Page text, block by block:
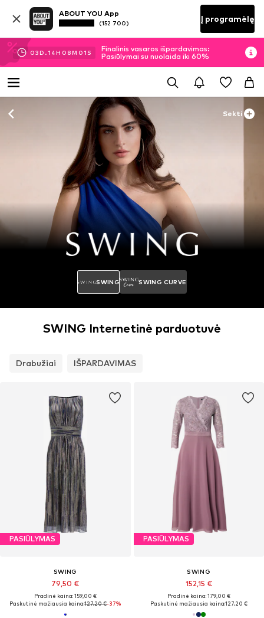
ABOUT YOU App
(152 700) Į programėlę
03D.14H 08M 00S
Finalinis vasaros išpardavimas:
Pasiūlymai su nuolaida iki 60%
Sekti
SWING SWING CURVE
SWING Internetinė parduotuvė
Drabužiai IŠPARDAVIMAS
PASIŪLYMAS
SWING
79,50 €
Pradinė kaina: 159,00 €
Paskutinė mažiausia kaina:127,20 €-37%
PASIŪLYMAS
SWING
152,15 €
Pradinė kaina: 179,00 €
Paskutinė mažiausia kaina:127,20 €